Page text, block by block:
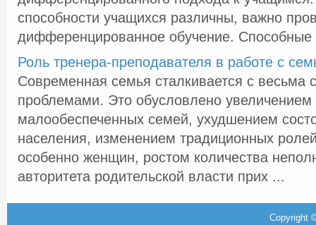
способности учащихся различны, важно
дифференцированное обучение. Способные
Роль тренера-преподавателя в работе с
Современная семья сталкивается с весьма
проблемами. Это обусловлено увеличением
малообеспеченных семей, ухудшением
населения, изменением традиционных
особенно женщин, ростом количества
авторитета родительской власти прих ...
Copyright